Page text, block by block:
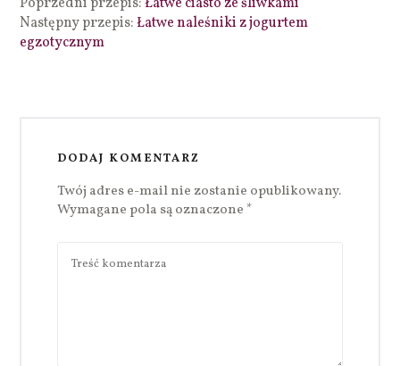
Następny przepis:Łatwe naleśniki z jogurtem
egzotycznym
DODAJ KOMENTARZ
Twój adres e-mail nie zostanie opublikowany.
Wymagane pola są oznaczone *